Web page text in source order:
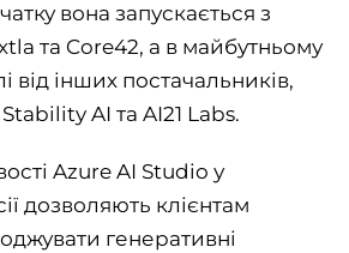
вона запускається з
та Core42, а в майбутньому
від інших постачальників,
AI та AI21 Labs.
Azure AI Studio у
дозволяють клієнтам
генеративні